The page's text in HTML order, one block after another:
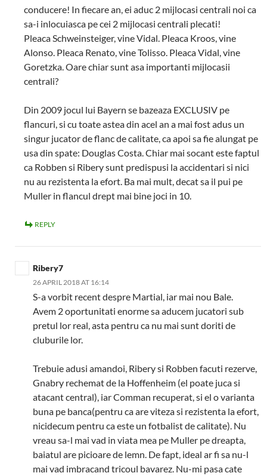
conducere! In fiecare an, ei aduc 2 mijlocasi centrali noi ca
sa-i inlocuiasca pe cei 2 mijlocasi centrali plecati!
Pleaca Schweinsteiger, vine Vidal. Pleaca Kroos, vine
Alonso. Pleaca Renato, vine Tolisso. Pleaca Vidal, vine
Goretzka. Oare chiar sunt asa importanti mijlocasii
centrali?
Din 2009 jocul lui Bayern se bazeaza EXCLUSIV pe
flancuri, si cu toate astea din acel an a mai fost adus un
singur jucator de flanc de calitate, ca apoi sa fie alungat pe
usa din spate: Douglas Costa. Chiar mai socant este faptul
ca Robben si Ribery sunt predispusi la accidentari si nici
nu au rezistenta la efort. Ba mai mult, decat sa il pui pe
Muller in flancul drept mai bine joci in 10.
REPLY
Ribery7
26 APRIL 2018 AT 16:14
S-a vorbit recent despre Martial, iar mai nou Bale.
Avem 2 oportunitati enorme sa aducem jucatori sub
pretul lor real, asta pentru ca nu mai sunt doriti de
cluburile lor.
Trebuie adusi amandoi, Ribery si Robben facuti rezerve,
Gnabry rechemat de la Hoffenheim (el poate juca si
atacant central), iar Comman recuperat, si el o varianta
buna pe banca(pentru ca are viteza si rezistenta la efort,
nicidecum pentru ca este un fotbalist de calitate). Nu
vreau sa-l mai vad in viata mea pe Muller pe dreapta,
baiatul are picioare de lemn. De fapt, ideal ar fi sa nu-l
mai vad imbracand tricoul bavarez. Nu-mi pasa cate